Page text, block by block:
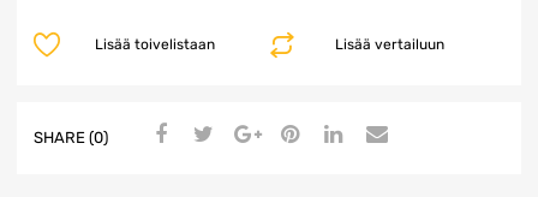
Lisää vertailuun
Lisää toivelistaan
SHARE (0)